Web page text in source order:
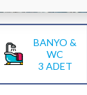
BANYO &
WC
3 ADET